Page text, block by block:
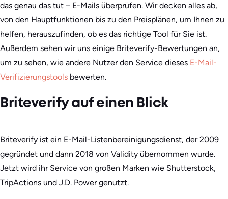
das genau das tut – E-Mails überprüfen. Wir decken alles ab,
von den Hauptfunktionen bis zu den Preisplänen, um Ihnen zu
helfen, herauszufinden, ob es das richtige Tool für Sie ist.
Außerdem sehen wir uns einige Briteverify-Bewertungen an,
um zu sehen, wie andere Nutzer den Service dieses E-Mail-
Verifizierungstools bewerten.
Briteverify auf einen Blick
Briteverify ist ein E-Mail-Listenbereinigungsdienst, der 2009
gegründet und dann 2018 von Validity übernommen wurde.
Jetzt wird ihr Service von großen Marken wie Shutterstock,
TripActions und J.D. Power genutzt.